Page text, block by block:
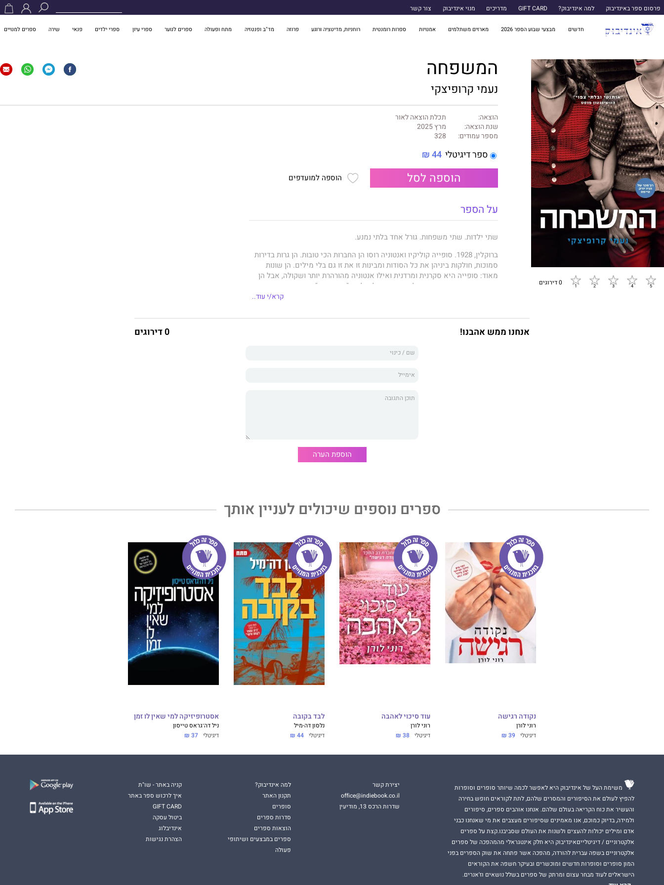
פרסום ספר באינדיבוק למה אינדיבוק? GIFT CARD מדריכים מנוי אינדיבוק צור קשר
חדשים מבצעי שבוע הספר 2026 מארזים משתלמים אמנויות ספרות רומנטית רוחניות, מדיטציה ורוגע פרוזה מד"ב ופנטזיה מתח ופעולה ספרים לנוער ספרי עיון ספרי ילדים פנאי שירה ספרים למנויים
0 דירוגים
המשפחה
נעמי קרופיצקי
הוצאה:
תכלת הוצאה לאור
שנת הוצאה:
מרץ 2025
מספר עמודים:
328
ספר דיגיטלי 44 ₪
הוספה לסל הוספה למועדפים
על הספר
שתי ילדות. שתי משפחות. גורל אחד בלתי נמנע.
ברוקלין, 1928. סופייה קוליקיו ואנטוניה רוסו הן החברות הכי טובות. הן גרות בדירות
סמוכות, חולקות ביניהן את כל הסודות ומבינות זו את זו גם בלי מילים. הן שונות
מאוד: סופייה היא סקרנית ומרדנית ואילו אנטוניה מהורהרת יותר ושקולה, אבל הן
מחוברות משורשי ההוויה שלהן. שתיהן נולדו לתוך "המשפחה", המאפיה
מגלות יחד את העולם שמחוץ לשכונה, הן מתבגרות, נישאות והופכות לנשים
עד הלילה הגורלי שבו החברות שלהן תעמוד למבחן ואיתה הנאמנות למשפחה
הלב מסופר במסורת של סיפורי המאפיה הקלאסיים, אך מנקודת מבט רעננה, של
נשים חזקות וחכמות, והתוצאה היא קריאה מרתקת שאי אפשר להניח מהיד.
קרא/י עוד..
אנחנו ממש אהבנו! 0 דירוגים
הוספת הערה
ספרים נוספים שיכולים לעניין אותך
נקודה רגישה
רוני לורן
דיגיטלי 39 ₪
עוד סיכוי לאהבה
רוני לורן
דיגיטלי 38 ₪
לבד בקובה
נלסון דה-מיל
דיגיטלי 44 ₪
אסטרופיזיקה למי שאין לו זמן
ניל דה־גראס טייסון
דיגיטלי 37 ₪
משימת העל של אינדיבוק היא לאפשר לכמה שיותר סופרים וסופרות
להפיץ לעולם את הסיפורים והמסרים שלהם, לתת לקוראים חופש בחירה
והעשיר את כוח הקריאה בעולם שלהם. אנחנו אוהבים ספרים, סיפורים
ולמידה, בדיוק כמוכם, אנו מאמינים שסיפורים מעצבים את מי שאנחנו כבני
אדם ומילים יכולות להעצים ולשנות את העולם שסביבנו.קצת על ספרים
אלקטרוניים / דיגיטלייםאינדיבוק היא חלק אינטגראלי מהמהפכה של ספרים
אלקטרוניים בשפה עברית להורדה, מהפכה אשר פתחה את שוק הספרים בפני
המון סופרים וסופרות חדשים ומוכשרים ובעיקר חשפה את הקוראים
הישראלים לעוד מבחר עצום ומרתק של ספרים בשלל נושאים וז'אנרים.
יצירת קשר
office@indiebook.co.il
שדרות הרכס 13, מודיעין
למה אינדיבוק?
תקנון האתר
סופרים
סדרות ספרים
הוצאות ספרים
ספרים במבצעים ושיתופי
פעולה
קניה באתר - שו"ת
איך לרכוש ספר באתר
GIFT CARD
ביטול עסקה
אינדיבלוג
הצהרת נגישות